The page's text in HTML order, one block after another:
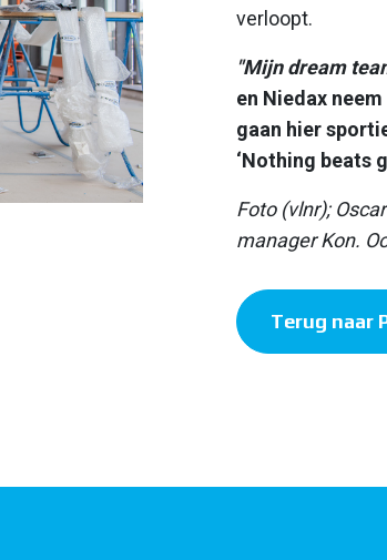
verloopt.
"Mijndream
en Niedax
gaan hier
‘Nothing beats
Foto (vlnr);
manager Kon.
Terug naar